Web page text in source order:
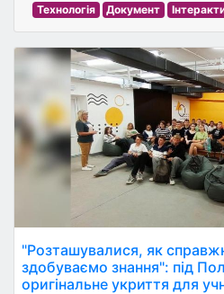
Технологія Документ
"Розташувалися, як
здобуваємо знання": під
оригінальне укриття для